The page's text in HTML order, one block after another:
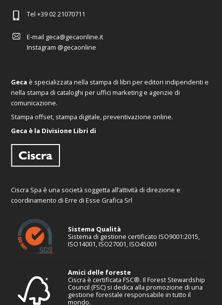
Tel +39 02 21070711
E-mail geca@gecaonline.it
Instagram @gecaonline
Geca è specializzata nella stampa di libri per editori indipendenti e
nella stampa di cataloghi per uffici marketing e agenzie di
comunicazione.
Stampa offset, stampa digitale, preventivazione online.
Geca è la Divisione Libri di
Ciscra Spa è una società soggetta all’attività di direzione e
coordinamento di Erre di Esse Grafica Srl
Sistema Qualità
Sistema di gestione certificato ISO9001:2015,
ISO14001, ISO27001, ISO45001
Amici delle foreste
Ciscra è certificata FSC®. Il Forest Stewardship
Council (FSC) si dedica alla promozione di una
gestione forestale responsabile in tutto il
mondo.